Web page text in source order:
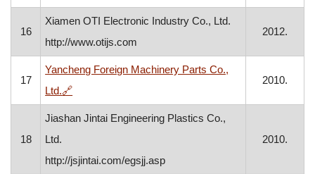
16
Xiamen OTI Electronic Industry Co., Ltd.
http://www.otijs.com
2012.
17
Yancheng Foreign Machinery Parts Co.,
Ltd.🔗, otvara se u novom prozoru
2010.
18
Jiashan Jintai Engineering Plastics Co.,
Ltd.
http://jsjintai.com/egsjj.asp
2010.